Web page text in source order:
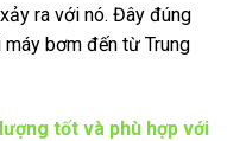
ra với nó. Đây đúng
bơm đến từ Trung
tốt và phù hợp với